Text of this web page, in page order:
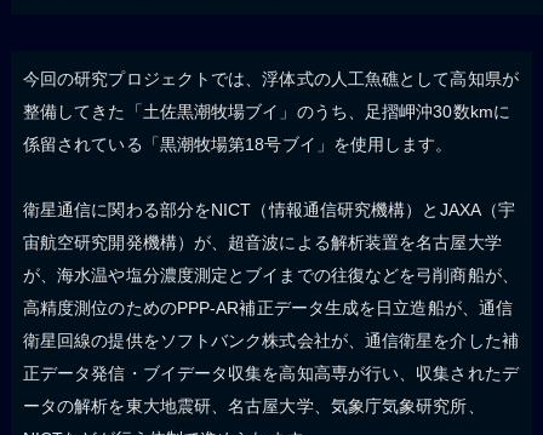
今回の研究プロジェクトでは、浮体式の人工魚礁として高知県が
整備してきた「土佐黒潮牧場ブイ」のうち、足摺岬沖30数kmに
係留されている「黒潮牧場第18号ブイ」を使用します。
衛星通信に関わる部分をNICT（情報通信研究機構）とJAXA（宇
宙航空研究開発機構）が、超音波による解析装置を名古屋大学
が、海水温や塩分濃度測定とブイまでの往復などを弓削商船が、
高精度測位のためのPPP-AR補正データ生成を日立造船が、通信
衛星回線の提供をソフトバンク株式会社が、通信衛星を介した補
正データ発信・ブイデータ収集を高知高専が行い、収集されたデ
ータの解析を東大地震研、名古屋大学、気象庁気象研究所、